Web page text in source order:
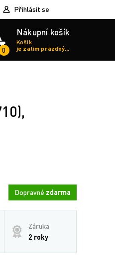
Přihlásit se
0
Nákupní košík
Košík
je zatím prázdný...
Dopravné zdarma
Záruka
2 roky